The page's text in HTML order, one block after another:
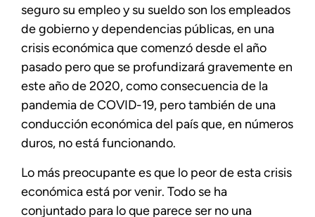
seguro su empleo y su sueldo son los empleados
de gobierno y dependencias públicas, en una
crisis económica que comenzó desde el año
pasado pero que se profundizará gravemente en
este año de 2020, como consecuencia de la
pandemia de COVID-19, pero también de una
conducción económica del país que, en números
duros, no está funcionando.
Lo más preocupante es que lo peor de esta crisis
económica está por venir. Todo se ha
conjuntado para lo que parece ser no una